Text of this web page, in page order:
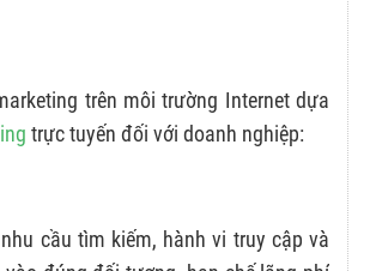
trên môi trường Internet dựa
trực tuyến đối với doanh nghiệp:
cầu tìm kiếm, hành vi truy cập và